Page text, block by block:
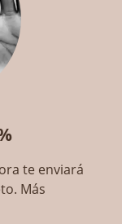
te enviará
Más